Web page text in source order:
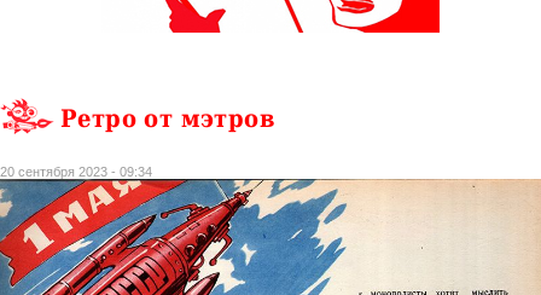
Ретро от мэтров
20 сентября 2023 - 09:34